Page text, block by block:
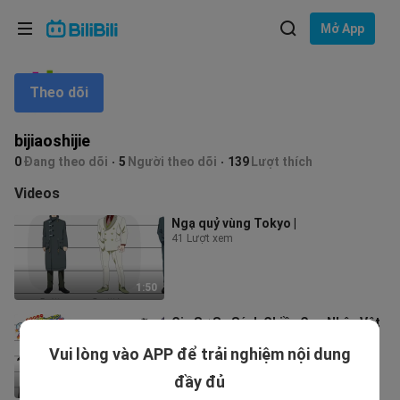
Mở App
bijiaoshijie
0Đang theo dõi 5 Người theo dõi 139 Lượt thích
Theo dõi
Videos
1:50
Ngạ quỷ vùng Tokyo |
41 Lượt xem
Gia Sư So Sánh Chiều Cao Nhân Vật
Vui lòng vào APP để trải nghiệm nội dung
đầy đủ
Ngôn ngữ: Tiếng Việt
Lựa chọn ngôn ngữ
English
Tiếng Việt
Bahasa Melayu